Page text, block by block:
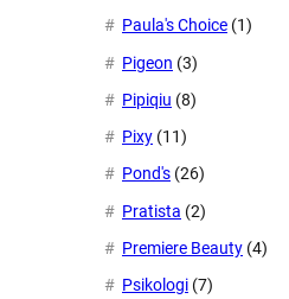
Paula's Choice (1)
Pigeon (3)
Pipiqiu (8)
Pixy (11)
Pond's (26)
Pratista (2)
Premiere Beauty (4)
Psikologi (7)